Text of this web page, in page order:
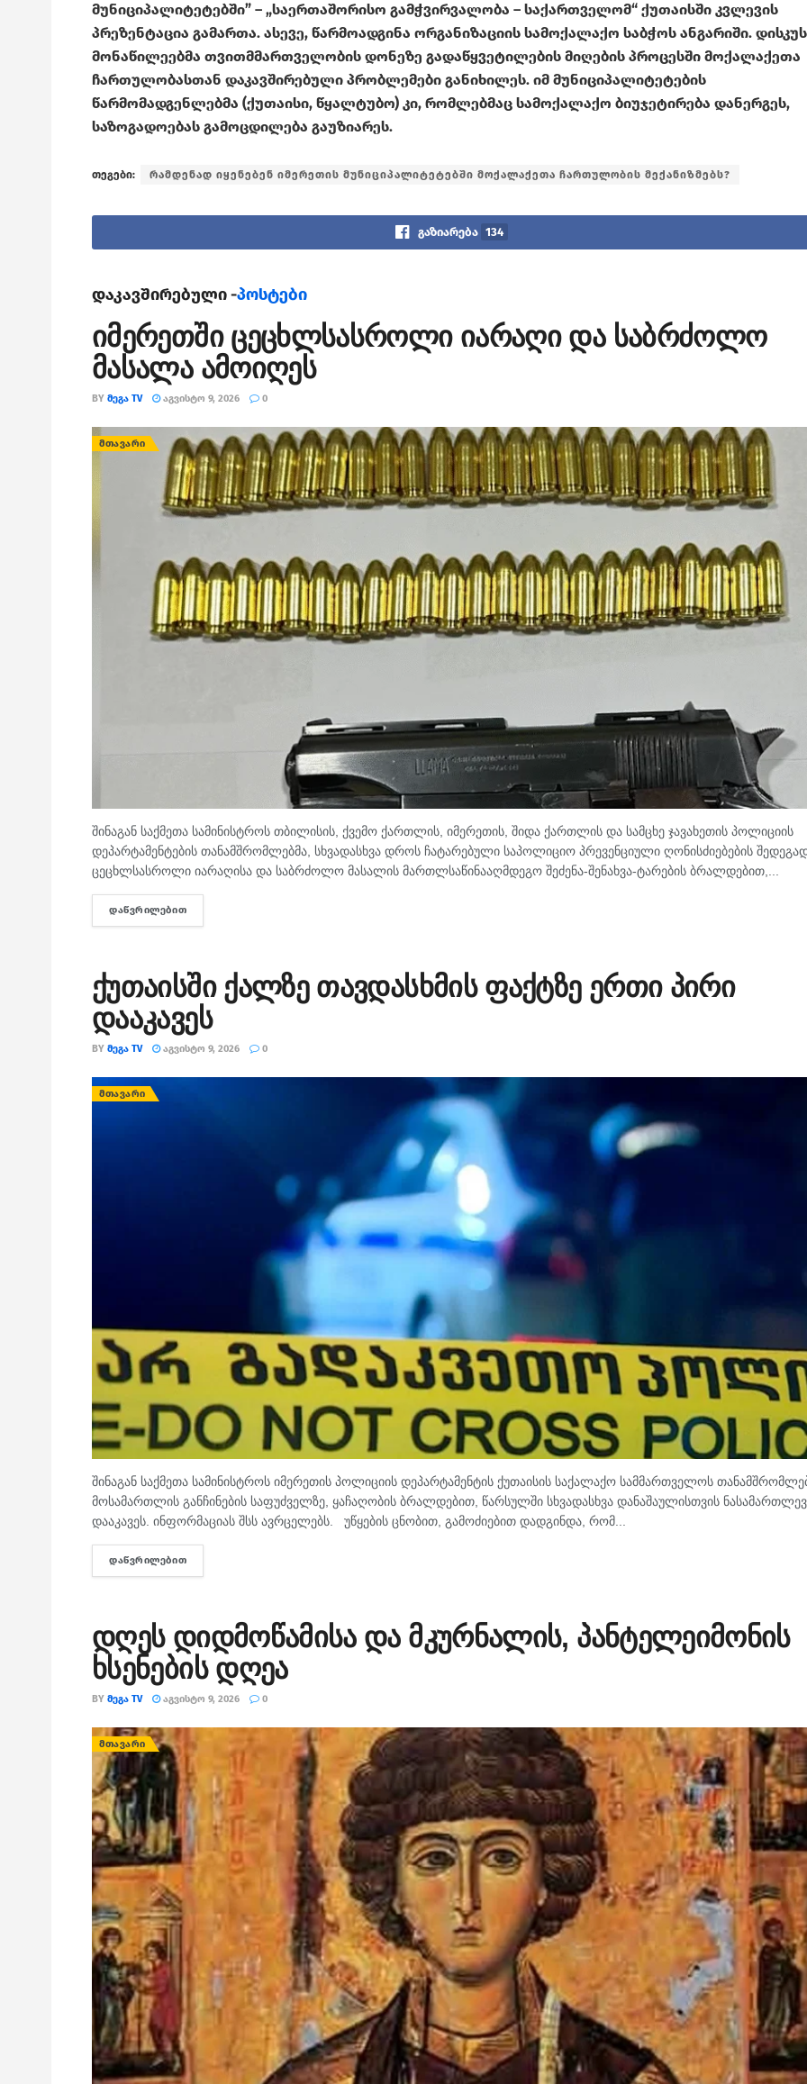
მუნიციპალიტეტებში” – „საერთაშორისო გამჭვირვალობა – საქართველომ“ ქუთაისში კვლევის
პრეზენტაცია გამართა. ასევე, წარმოადგინა ორგანიზაციის სამოქალაქო საბჭოს ანგარიში.
მონაწილეებმა თვითმმართველობის დონეზე გადაწყვეტილების მიღების პროცესში მოქალაქეთა
ჩართულობასთან დაკავშირებული პრობლემები განიხილეს. იმ მუნიციპალიტეტების
წარმომადგენლებმა (ქუთაისი, წყალტუბო) კი, რომლებმაც სამოქალაქო ბიუჯეტირება დანერგეს,
საზოგადოებას გამოცდილება გაუზიარეს.
თეგები: რამდენად იყენებენ იმერეთის მუნიციპალიტეტებში მოქალაქეთა ჩართულობის მექანიზმებს?
გაზიარება 134
დაკავშირებული -პოსტები
იმერეთში ცეცხლსასროლი იარაღი და საბრძოლო
მასალა ამოიღეს
BY ᲛᲔᲒᲐ TV ᲐᲒᲕᲘᲡᲢᲝ 9, 2026 0
ᲛᲗᲐᲕᲐᲠᲘ
შინაგან საქმეთა სამინისტროს თბილისის, ქვემო ქართლის, იმერეთის, შიდა ქართლის და სამცხე ჯავახეთის პოლიციის
დეპარტამენტების თანამშრომლებმა, სხვადასხვა დროს ჩატარებული საპოლიციო პრევენციული ღონისძიებების
ცეცხლსასროლი იარაღისა და საბრძოლო მასალის მართლსაწინააღმდეგო შეძენა-შენახვა-ტარების ბრალდებით,...
ᲓᲐᲬᲕᲠᲘᲚᲔᲑᲘᲗ
ქუთაისში ქალზე თავდასხმის ფაქტზე ერთი პირი
დააკავეს
BY ᲛᲔᲒᲐ TV ᲐᲒᲕᲘᲡᲢᲝ 9, 2026 0
ᲛᲗᲐᲕᲐᲠᲘ
შინაგან საქმეთა სამინისტროს იმერეთის პოლიციის დეპარტამენტის ქუთაისის საქალაქო სამმართველოს
მოსამართლის განჩინების საფუძველზე, ყაჩაღობის ბრალდებით, წარსულში სხვადასხვა დანაშაულისთვის
დააკავეს. ინფორმაციას შსს ავრცელებს. უწყების ცნობით, გამოძიებით დადგინდა, რომ...
ᲓᲐᲬᲕᲠᲘᲚᲔᲑᲘᲗ
დღეს დიდმოწამისა და მკურნალის, პანტელეიმონის
ხსენების დღეა
BY ᲛᲔᲒᲐ TV ᲐᲒᲕᲘᲡᲢᲝ 9, 2026 0
ᲛᲗᲐᲕᲐᲠᲘ